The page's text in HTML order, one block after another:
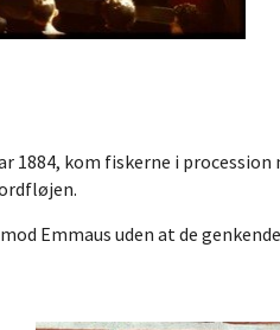
kom fiskerne i
Emmaus uden at de